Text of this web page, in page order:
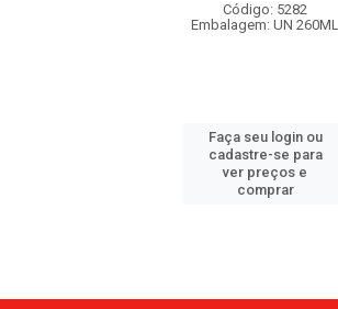
Código: 5282
Embalagem: UN 260ML
Faça seu login ou
cadastre-se para
ver preços e
comprar